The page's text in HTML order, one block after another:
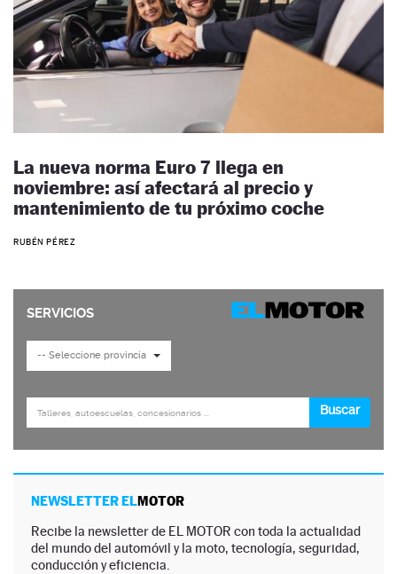
La nueva norma Euro 7 llega en
noviembre: así afectará al precio y
mantenimiento de tu próximo coche
RUBÉN PÉREZ
NEWSLETTER ELMOTOR
Recibe la newsletter de EL MOTOR con toda la actualidad
del mundo del automóvil y la moto, tecnología, seguridad,
conducción y eficiencia.